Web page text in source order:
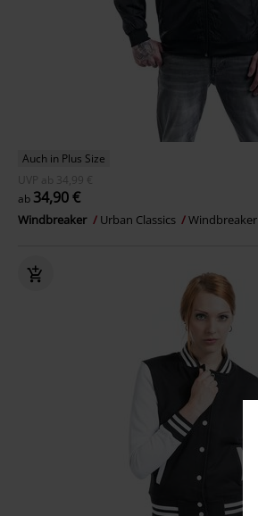
Auch in Plus Size
UVP
ab
34,99 €
ab 34,90 €
Windbreaker Urban Classics Windbreaker